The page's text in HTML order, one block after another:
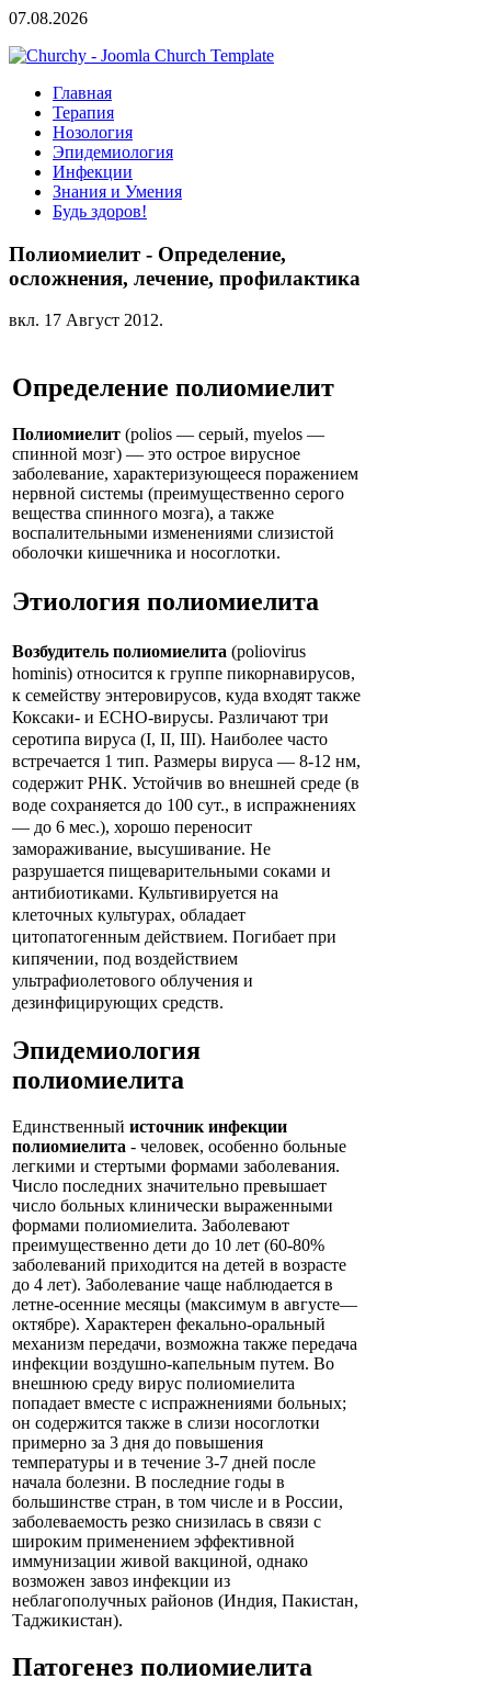
07.08.2026
Главная
Терапия
Нозология
Эпидемиология
Инфекции
Знания и Умения
Будь здоров!
Полиомиелит - Определение,
осложнения, лечение, профилактика
вкл. 17 Август 2012.
Определение полиомиелит
Полиомиелит (polios — серый, myelos —
спинной мозг) — это острое вирусное
заболевание, характеризующееся поражением
нервной системы (преимущественно серого
вещества спинного мозга), а также
воспалительными изменениями слизистой
оболочки кишечника и носоглотки.
Этиология полиомиелита
Возбудитель полиомиелита (poliovirus
hominis) относится к группе пикорнавирусов,
к семейству энтеровирусов, куда входят также
Коксаки- и ЕСНО-вирусы. Различают три
серотипа вируса (I, II, III). Наиболее часто
встречается 1 тип. Размеры вируса — 8-12 нм,
содержит РНК. Устойчив во внешней среде (в
воде сохраняется до 100 сут., в испражнениях
— до 6 мес.), хорошо переносит
замораживание, высушивание. Не
разрушается пищеварительными соками и
антибиотиками. Культивируется на
клеточных культурах, обладает
цитопатогенным действием. Погибает при
кипячении, под воздействием
ультрафиолетового облучения и
дезинфицирующих средств.
Эпидемиология
полиомиелита
Единственный источник инфекции
полиомиелита - человек, особенно больные
легкими и стертыми формами заболевания.
Число последних значительно превышает
число больных клинически выраженными
формами полиомиелита. Заболевают
преимущественно дети до 10 лет (60-80%
заболеваний приходится на детей в возрасте
до 4 лет). Заболевание чаще наблюдается в
летне-осенние месяцы (максимум в августе—
октябре). Характерен фекально-оральный
механизм передачи, возможна также передача
инфекции воздушно-капельным путем. Во
внешнюю среду вирус полиомиелита
попадает вместе с испражнениями больных;
он содержится также в слизи носоглотки
примерно за 3 дня до повышения
температуры и в течение 3-7 дней после
начала болезни. В последние годы в
большинстве стран, в том числе и в России,
заболеваемость резко снизилась в связи с
широким применением эффективной
иммунизации живой вакциной, однако
возможен завоз инфекции из
неблагополучных районов (Индия, Пакистан,
Таджикистан).
Патогенез полиомиелита